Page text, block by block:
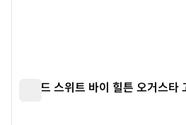
홈우드 스위트 바이 힐튼 오거스타